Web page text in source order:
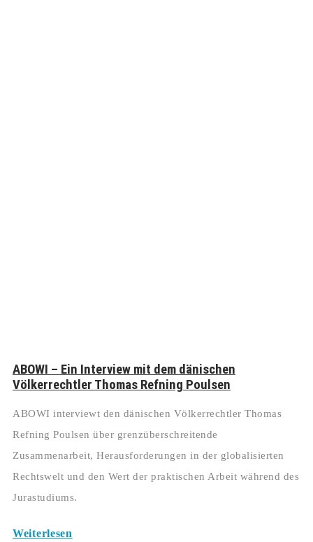
ABOWI – Ein Interview mit dem dänischen
Völkerrechtler Thomas Refning Poulsen
ABOWI interviewt den dänischen Völkerrechtler Thomas
Refning Poulsen über grenzüberschreitende
Zusammenarbeit, Herausforderungen in der globalisierten
Rechtswelt und den Wert der praktischen Arbeit während des
Jurastudiums.
Weiterlesen